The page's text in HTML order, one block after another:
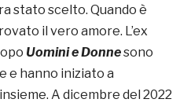
stato scelto. Quando è
il vero amore. L’ex
Uomini e Donnesono
e hanno iniziato a
A dicembre del 2022